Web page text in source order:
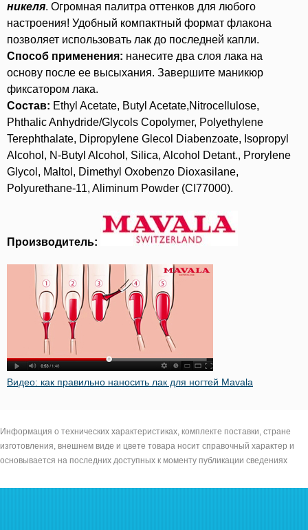
никеля. Огромная палитра оттенков для любого
настроения! Удобный компактный формат флакона
позволяет использовать лак до последней капли.
Способ применения: нанесите два слоя лака на
основу после ее высыхания. Завершите маникюр
фиксатором лака.
Состав: Ethyl Acetate, Butyl Acetate,Nitrocellulose,
Phthalic Anhydride/Glycols Copolymer, Polyethylene
Terephthalate, Dipropylene Glecol Diabenzoate, Isopropyl
Alcohol, N-Butyl Alcohol, Silica, Alcohol Detant., Prorylene
Glycol, Maltol, Dimethyl Oxobenzo Dioxasilane,
Polyurethane-11, Aliminum Powder (CI77000).
Производитель:
Видео: как правильно наносить лак для ногтей Mavala
Информация о технических характеристиках, комплекте поставки, стране
изготовления, внешнем виде и цвете товара носит справочный характер и
основывается на последних доступных к моменту публикации сведениях